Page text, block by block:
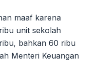
maaf karena
unit sekolah
bahkan 60 ribu
Menteri Keuangan